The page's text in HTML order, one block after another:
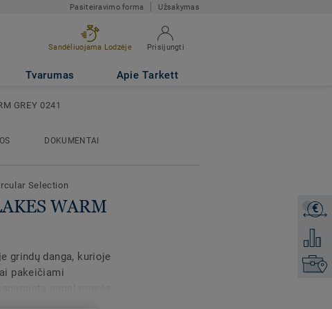
Pasiteiravimo forma Užsakymas
Sandėliuojama Lodzėje Prisijungti
Tvarumas Apie Tarkett
€
Pridėti
GREY 0241
DOKUMENTAI
Selection
WARM
grindų danga, kurioje
pakeičiami